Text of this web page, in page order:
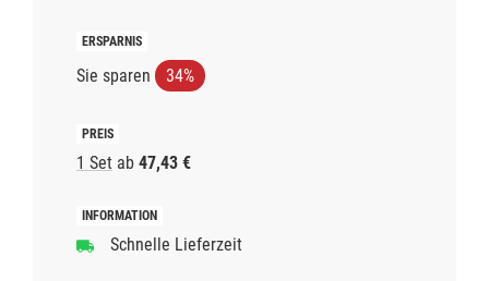
Sie sparen 34%
1 Set ab 47,43 €
Schnelle Lieferzeit